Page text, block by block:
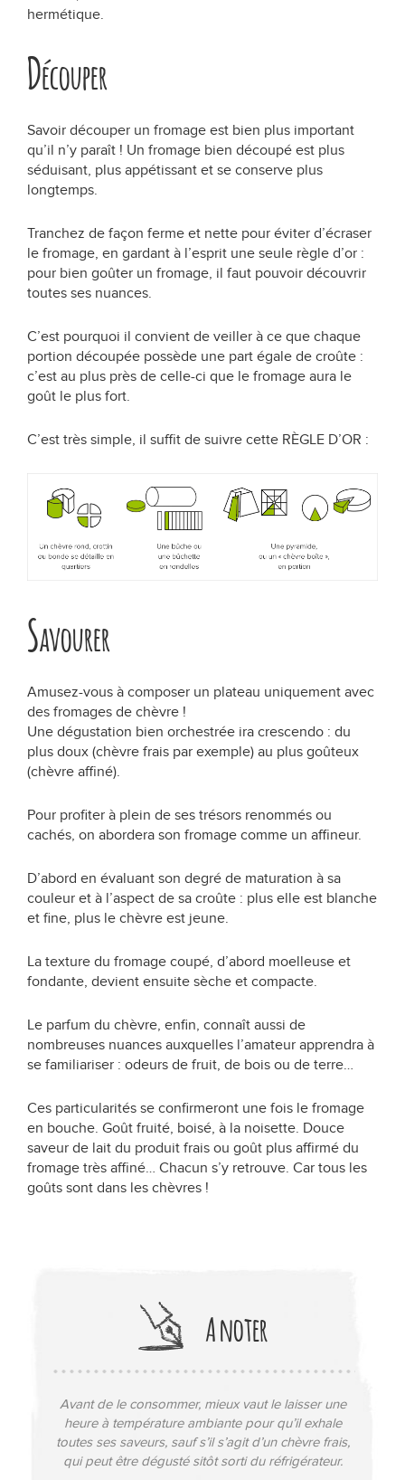
Qui sommes-nous ?
Foire aux questions
Liens utiles
Recherche
hermétique.
Découper
Savoir découper un fromage est bien plus important
qu’il n’y paraît ! Un fromage bien découpé est plus
séduisant, plus appétissant et se conserve plus
longtemps.
Tranchez de façon ferme et nette pour éviter d’écraser
le fromage, en gardant à l’esprit une seule règle d’or :
pour bien goûter un fromage, il faut pouvoir découvrir
toutes ses nuances.
C’est pourquoi il convient de veiller à ce que chaque
portion découpée possède une part égale de croûte :
c’est au plus près de celle-ci que le fromage aura le
goût le plus fort.
C’est très simple, il suffit de suivre cette RÈGLE D’OR :
Savourer
Amusez-vous à composer un plateau uniquement avec
des fromages de chèvre !
Une dégustation bien orchestrée ira crescendo : du
plus doux (chèvre frais par exemple) au plus goûteux
(chèvre affiné).
Pour profiter à plein de ses trésors renommés ou
cachés, on abordera son fromage comme un affineur.
D’abord en évaluant son degré de maturation à sa
couleur et à l’aspect de sa croûte : plus elle est blanche
et fine, plus le chèvre est jeune.
La texture du fromage coupé, d’abord moelleuse et
fondante, devient ensuite sèche et compacte.
Le parfum du chèvre, enfin, connaît aussi de
nombreuses nuances auxquelles l’amateur apprendra à
se familiariser : odeurs de fruit, de bois ou de terre…
Ces particularités se confirmeront une fois le fromage
en bouche. Goût fruité, boisé, à la noisette. Douce
saveur de lait du produit frais ou goût plus affirmé du
fromage très affiné… Chacun s’y retrouve. Car tous les
goûts sont dans les chèvres !
A noter
Avant de le consommer, mieux vaut le laisser une
heure à température ambiante pour qu’il exhale
toutes ses saveurs, sauf s’il s’agit d’un chèvre frais,
qui peut être dégusté sitôt sorti du réfrigérateur.